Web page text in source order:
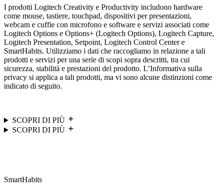
I prodotti Logitech Creativity e Productivity includono hardware
come mouse, tastiere, touchpad, dispositivi per presentazioni,
webcam e cuffie con microfono e software e servizi associati come
Logitech Options e Options+ (Logitech Options), Logitech Capture,
Logitech Presentation, Setpoint, Logitech Control Center e
SmartHabits. Utilizziamo i dati che raccogliamo in relazione a tali
prodotti e servizi per una serie di scopi sopra descritti, tra cui
sicurezza, stabilità e prestazioni del prodotto. L’Informativa sulla
privacy si applica a tali prodotti, ma vi sono alcune distinzioni come
indicato di seguito.
SCOPRI DI PIÙ
SCOPRI DI PIÙ
SmartHabits